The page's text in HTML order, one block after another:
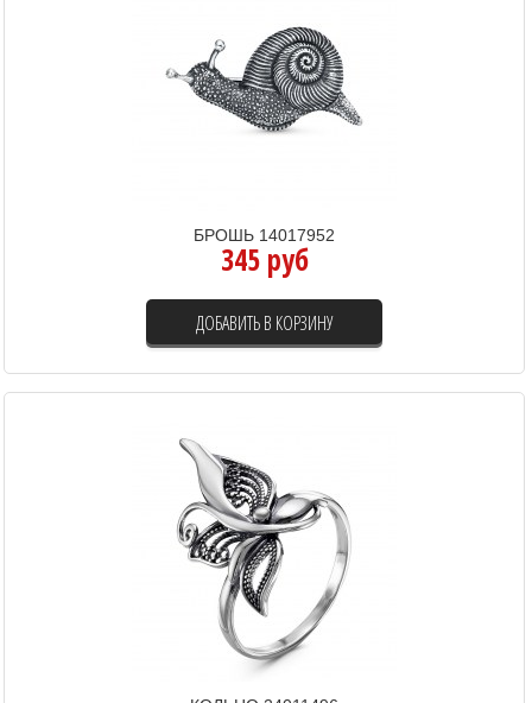
БРОШЬ 14017952
345 руб
ДОБАВИТЬ В КОРЗИНУ